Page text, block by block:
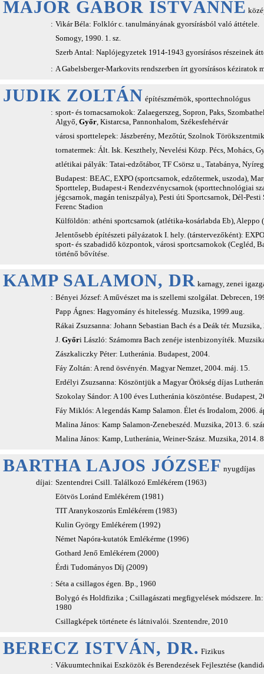
MAJOR GÁBOR ISTVÁNNÉ
: Vikár Béla: Folklór c. tanulmányának gyorsírásból való áttétele.
Somogy, 1990. 1. sz.
Szerb Antal: Naplójegyzetek 1914-1943 gyorsírásos részeinek
: A Gabelsberger-Markovits rendszerben írt gyorsírásos kéziratok
JUDIK ZOLTÁN építészmérnök, sporttechnológus
: sport- és tornacsarnokok: Zalaegerszeg, Sopron, Paks,
Algyő, Győr, Kistarcsa, Pannonhalom, Székesfehérvár
városi sporttelepek: Jászberény, Mezőtúr, Szolnok
tornatermek: Ált. Isk. Keszthely, Nevelési Közp. Pécs, Mohács,
atlétikai pályák: Tatai-edzőtábor, TF Csörsz u., Tatabánya,
Budapest: BEAC, EXPO (sportcsarnok, edzőtermek, uszoda),
Sporttelep, Budapest-i Rendezvénycsarnok (sporttechnológiai
jégcsarnok, magán teniszpálya), Pesti úti Sportcsarnok, Dél-
Ferenc Stadion
Külföldön: athéni sportcsarnok (atlétika-kosárlabda Eb), Aleppo
Jelentősebb építészeti pályázatok I. hely. (társtervezőként):
sport- és szabadidő központok, városi sportcsarnokok (Cegléd,
történő bővítése.
KAMP SALAMON, DR karnagy, zenei
: Bényei József: A művészet ma is szellemi szolgálat. Debrecen,
Papp Ágnes: Hagyomány és hitelesség. Muzsika, 1999.aug.
Rákai Zsuzsanna: Johann Sebastian Bach és a Deák tér.
J. Győri László: Számomra Bach zenéje istenbizonyíték.
Zászkaliczky Péter: Lutheránia. Budapest, 2004.
Fáy Zoltán: A rend ösvényén. Magyar Nemzet, 2004. máj. 15.
Erdélyi Zsuzsanna: Köszöntjük a Magyar Örökség díjas
Szokolay Sándor: A 100 éves Lutheránia köszöntése. Budapest,
Fáy Miklós: A legendás Kamp Salamon. Élet és Irodalom, 2006.
Malina János: Kamp Salamon-Zenebeszéd. Muzsika, 2013. 6.
Malina János: Kamp, Lutheránia, Weiner-Szász. Muzsika, 2014.
BARTHA LAJOS JÓZSEF nyugdíjas
díjai: Szentendrei Csill. Találkozó Emlékérem (1963)
Eötvös Loránd Emlékérem (1981)
TIT Aranykoszorús Emlékérem (1983)
Kulin György Emlékérem (1992)
Német Napóra-kutatók Emlékérme (1996)
Gothard Jenő Emlékérem (2000)
Érdi Tudományos Díj (2009)
: Séta a csillagos égen. Bp., 1960
Bolygó és Holdfizika ; Csillagászati megfigyelések módszere.
1980
Csillagképek története és látnivalói. Szentendre, 2010
BERECZ ISTVÁN, DR. Fizikus
: Vákuumtechnikai Eszközök és Berendezések Fejlesztése